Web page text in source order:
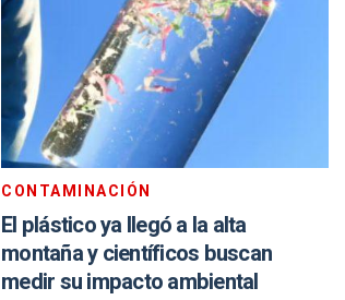
CONTAMINACIÓN
El plástico ya llegó a la alta
montaña y científicos buscan
medir su impacto ambiental